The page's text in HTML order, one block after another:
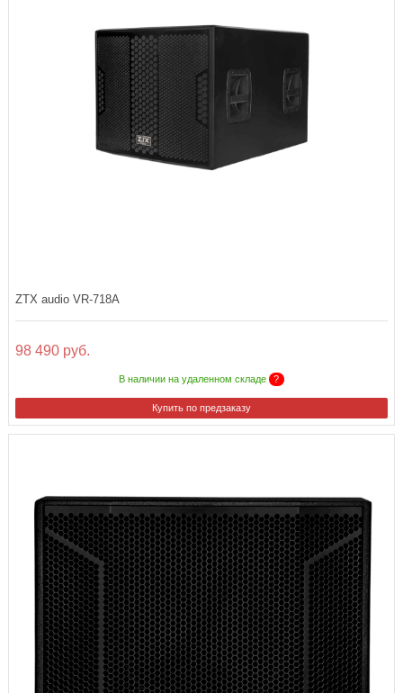
ZTX audio VR-718A
98 490 руб.
В наличии на удаленном складе ?
Купить по предзаказу